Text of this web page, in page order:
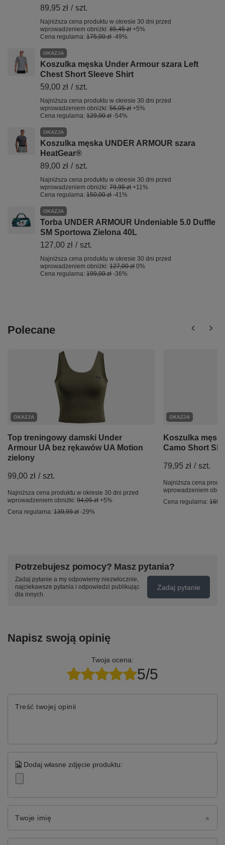
89,95 zł / szt.
Najniższa cena produktu w okresie 30 dni przed
wprowadzeniem obniżki: 85,45 zł +5%
Cena regularna: 175,00 zł -49%
OKAZJA
Koszulka męska Under Armour szara Left
Chest Short Sleeve Shirt
59,00 zł / szt.
Najniższa cena produktu w okresie 30 dni przed
wprowadzeniem obniżki: 56,05 zł +5%
Cena regularna: 129,00 zł -54%
OKAZJA
Koszulka męska UNDER ARMOUR szara
HeatGear®
89,00 zł / szt.
Najniższa cena produktu w okresie 30 dni przed
wprowadzeniem obniżki: 79,95 zł +11%
Cena regularna: 150,00 zł -41%
OKAZJA
Torba UNDER ARMOUR Undeniable 5.0 Duffle
SM Sportowa Zielona 40L
127,00 zł / szt.
Najniższa cena produktu w okresie 30 dni przed
wprowadzeniem obniżki: 127,00 zł 0%
Cena regularna: 199,00 zł -36%
Polecane
OKAZJA
Top treningowy damski Under
Armour UA bez rękawów UA Motion
zielony
99,00 zł / szt.
Najniższa cena produktu w okresie 30 dni przed
wprowadzeniem obniżki: 94,05 zł +5%
Cena regularna: 139,99 zł -29%
OKAZJA
Koszulka
Camo Short
79,95 zł / szt.
Najniższa cena
wprowadzeniem
Cena regularna:
Potrzebujesz pomocy? Masz pytania?
Zadaj pytanie a my odpowiemy niezwłocznie,
najciekawsze pytania i odpowiedzi publikując
dla innych.
Zadaj pytanie
Napisz swoją opinię
Twoja ocena:
5/5
Treść twojej opinii
Dodaj własne zdjęcie produktu:
Twoje imię